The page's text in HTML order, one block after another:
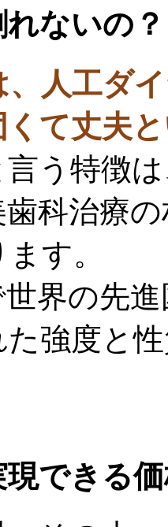
ないの？
、人工ダ
て丈夫
う特徴
科治療
す。
世界の先
強度と
できる